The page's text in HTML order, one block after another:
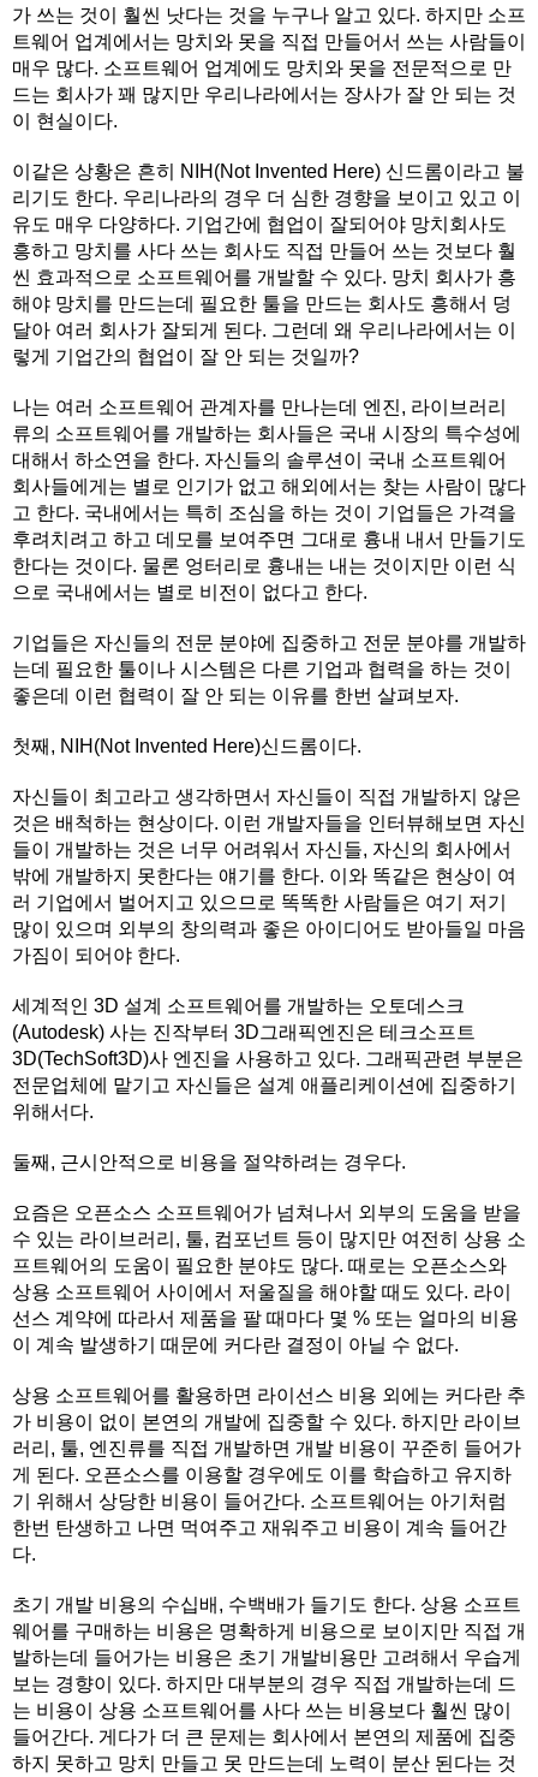
가 쓰는 것이 훨씬 낫다는 것을 누구나 알고 있다. 하지만 소프
트웨어 업계에서는 망치와 못을 직접 만들어서 쓰는 사람들이
매우 많다. 소프트웨어 업계에도 망치와 못을 전문적으로 만
드는 회사가 꽤 많지만 우리나라에서는 장사가 잘 안 되는 것
이 현실이다.
이같은 상황은 흔히 NIH(Not Invented Here) 신드롬이라고 불
리기도 한다. 우리나라의 경우 더 심한 경향을 보이고 있고 이
유도 매우 다양하다. 기업간에 협업이 잘되어야 망치회사도
흥하고 망치를 사다 쓰는 회사도 직접 만들어 쓰는 것보다 훨
씬 효과적으로 소프트웨어를 개발할 수 있다. 망치 회사가 흥
해야 망치를 만드는데 필요한 툴을 만드는 회사도 흥해서 덩
달아 여러 회사가 잘되게 된다. 그런데 왜 우리나라에서는 이
렇게 기업간의 협업이 잘 안 되는 것일까?
나는 여러 소프트웨어 관계자를 만나는데 엔진, 라이브러리
류의 소프트웨어를 개발하는 회사들은 국내 시장의 특수성에
대해서 하소연을 한다. 자신들의 솔루션이 국내 소프트웨어
회사들에게는 별로 인기가 없고 해외에서는 찾는 사람이 많다
고 한다. 국내에서는 특히 조심을 하는 것이 기업들은 가격을
후려치려고 하고 데모를 보여주면 그대로 흉내 내서 만들기도
한다는 것이다. 물론 엉터리로 흉내는 내는 것이지만 이런 식
으로 국내에서는 별로 비전이 없다고 한다.
기업들은 자신들의 전문 분야에 집중하고 전문 분야를 개발하
는데 필요한 툴이나 시스템은 다른 기업과 협력을 하는 것이
좋은데 이런 협력이 잘 안 되는 이유를 한번 살펴보자.
첫째, NIH(Not Invented Here)신드롬이다.
자신들이 최고라고 생각하면서 자신들이 직접 개발하지 않은
것은 배척하는 현상이다. 이런 개발자들을 인터뷰해보면 자신
들이 개발하는 것은 너무 어려워서 자신들, 자신의 회사에서
밖에 개발하지 못한다는 얘기를 한다. 이와 똑같은 현상이 여
러 기업에서 벌어지고 있으므로 똑똑한 사람들은 여기 저기
많이 있으며 외부의 창의력과 좋은 아이디어도 받아들일 마음
가짐이 되어야 한다.
세계적인 3D 설계 소프트웨어를 개발하는 오토데스크
(Autodesk) 사는 진작부터 3D그래픽엔진은 테크소프트
3D(TechSoft3D)사 엔진을 사용하고 있다. 그래픽관련 부분은
전문업체에 맡기고 자신들은 설계 애플리케이션에 집중하기
위해서다.
둘째, 근시안적으로 비용을 절약하려는 경우다.
요즘은 오픈소스 소프트웨어가 넘쳐나서 외부의 도움을 받을
수 있는 라이브러리, 툴, 컴포넌트 등이 많지만 여전히 상용 소
프트웨어의 도움이 필요한 분야도 많다. 때로는 오픈소스와
상용 소프트웨어 사이에서 저울질을 해야할 때도 있다. 라이
선스 계약에 따라서 제품을 팔 때마다 몇 % 또는 얼마의 비용
이 계속 발생하기 때문에 커다란 결정이 아닐 수 없다.
상용 소프트웨어를 활용하면 라이선스 비용 외에는 커다란 추
가 비용이 없이 본연의 개발에 집중할 수 있다. 하지만 라이브
러리, 툴, 엔진류를 직접 개발하면 개발 비용이 꾸준히 들어가
게 된다. 오픈소스를 이용할 경우에도 이를 학습하고 유지하
기 위해서 상당한 비용이 들어간다. 소프트웨어는 아기처럼
한번 탄생하고 나면 먹여주고 재워주고 비용이 계속 들어간
다.
초기 개발 비용의 수십배, 수백배가 들기도 한다. 상용 소프트
웨어를 구매하는 비용은 명확하게 비용으로 보이지만 직접 개
발하는데 들어가는 비용은 초기 개발비용만 고려해서 우습게
보는 경향이 있다. 하지만 대부분의 경우 직접 개발하는데 드
는 비용이 상용 소프트웨어를 사다 쓰는 비용보다 훨씬 많이
들어간다. 게다가 더 큰 문제는 회사에서 본연의 제품에 집중
하지 못하고 망치 만들고 못 만드는데 노력이 분산 된다는 것